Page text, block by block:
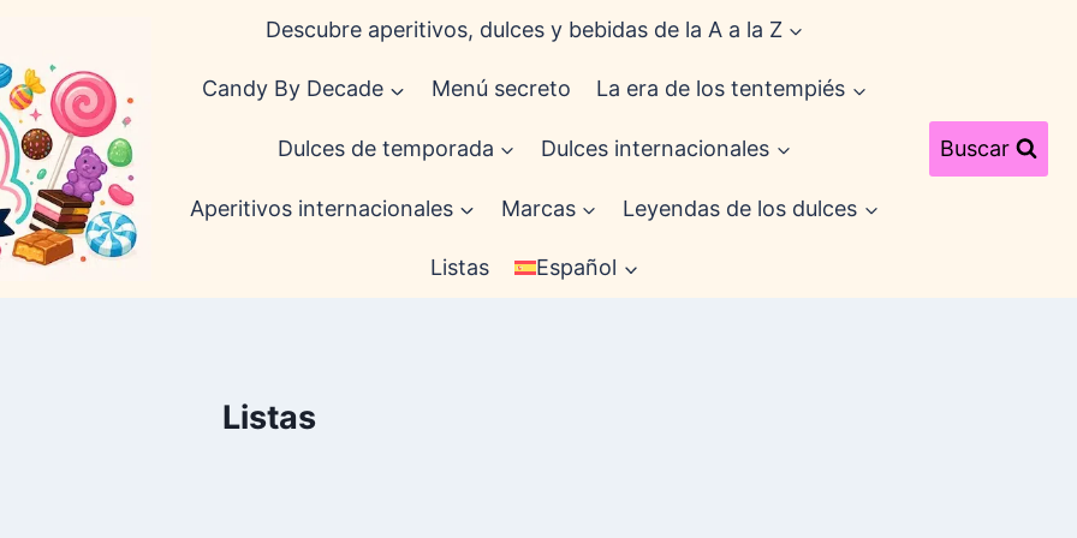
Descubre aperitivos, dulces y bebidas de la A a la Z
Candy By Decade Menú secreto La era de los tentempiés
Dulces de temporada Dulces internacionales
Aperitivos internacionales Marcas Leyendas de los dulces
Listas Español
Buscar
Listas